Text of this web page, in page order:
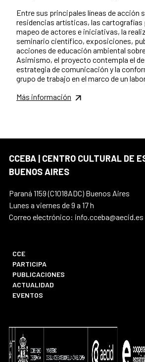
Entre sus principales líneas de acción
residencias artísticas, las
mapeo de actores e iniciativas, la
seminario científico, exposiciones,
acciones de educación ambiental
Asimismo, el proyecto contempla el
estrategia de comunicación y la
grupo de trabajo en el marco de un
Más información
CCEBA | CENTRO CULTURAL DE
BUENOS AIRES
Paraná 1159 (C1018ADC) Buenos Aires
Lunes a viernes de 9 a 17 h
Correo electrónico: info.cceba@aecid.es
CCE
PARTICIPA
PUBLICACIONES
ACTUALIDAD
EVENTOS